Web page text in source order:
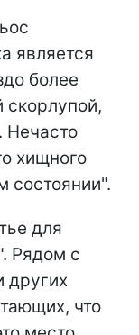
является
более
скорлупой,
Нечасто
хищного
состоянии".
для
Рядом с
других
что